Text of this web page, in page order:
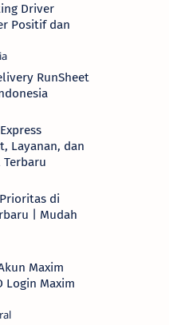
Driver
Positif dan
RunSheet
Layanan, dan
Terbaru
di
| Mudah
Maxim
Login Maxim